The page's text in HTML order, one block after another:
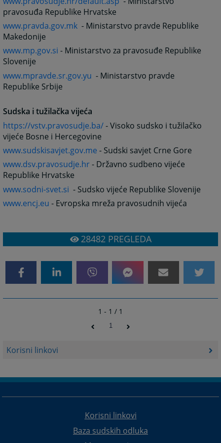
Korisni linkovi
pravosuđa Republike Hrvatske
www.pravda.gov.mk - Ministarstvo pravde Republike
Makedonije
www.mp.gov.si - Ministarstvo za pravosuđe Republike
Slovenije
www.mpravde.sr.gov.yu - Ministarstvo pravde
Republike Srbije
Sudska i tužilačka vijeća
https://vstv.pravosudje.ba/- Visoko sudsko i tužilačko
vijeće Bosne i Hercegovine
www.sudskisavjet.gov.me - Sudski savjet Crne Gore
www.dsv.pravosudje.hr- Državno sudbeno vijeće
Republike Hrvatske
www.sodni-svet.si - Sudsko vijeće Republike Slovenije
www.encj.eu - Evropska mreža pravosudnih vijeća
28482PREGLEDA
1 - 1 / 1
1
Korisni linkovi
Baza sudskih odluka